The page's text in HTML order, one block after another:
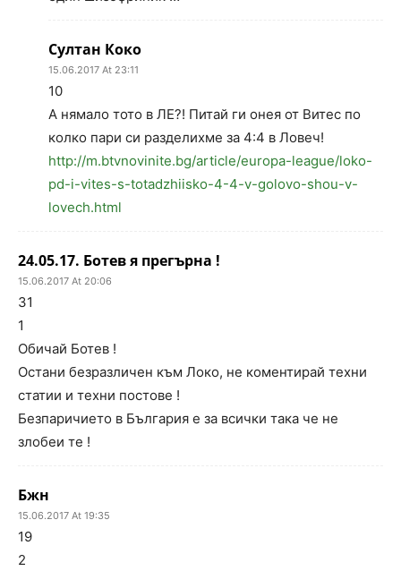
Султан Коко
15.06.2017 At 23:11
10
А нямало тото в ЛЕ?! Питай ги онея от Витес по
колко пари си разделихме за 4:4 в Ловеч!
http://m.btvnovinite.bg/article/europa-league/loko-
pd-i-vites-s-totadzhiisko-4-4-v-golovo-shou-v-
lovech.html
24.05.17. Ботев я прегърна !
15.06.2017 At 20:06
31
1
Обичай Ботев !
Остани безразличен към Локо, не коментирай техни
статии и техни постове !
Безпаричието в България е за всички така че не
злобеи те !
Бжн
15.06.2017 At 19:35
19
2